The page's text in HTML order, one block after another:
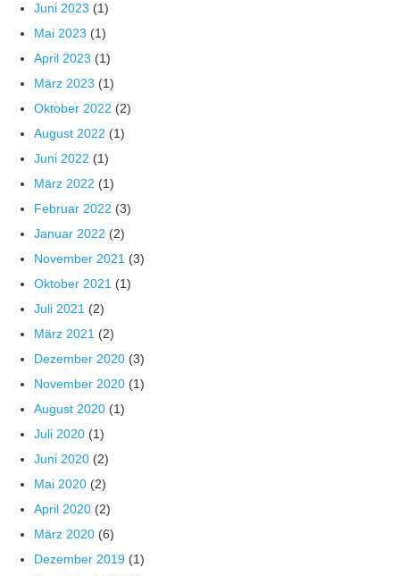
Juni 2023 (1)
Mai 2023 (1)
April 2023 (1)
März 2023 (1)
Oktober 2022 (2)
August 2022 (1)
Juni 2022 (1)
März 2022 (1)
Februar 2022 (3)
Januar 2022 (2)
November 2021 (3)
Oktober 2021 (1)
Juli 2021 (2)
März 2021 (2)
Dezember 2020 (3)
November 2020 (1)
August 2020 (1)
Juli 2020 (1)
Juni 2020 (2)
Mai 2020 (2)
April 2020 (2)
März 2020 (6)
Dezember 2019 (1)